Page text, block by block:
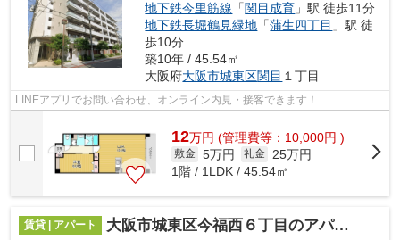
地下鉄今里筋線 「関目成育 」駅 徒歩11分
地下鉄長堀鶴見緑地 「蒲生四丁目 」駅 徒
歩10分
築10年 / 45.54㎡
大阪府大阪市城東区関目 １丁目
LINEアプリでお問い合わせ、オンライン内見・接客できます！
12万円 (管理費等：10,000円 )
敷金 5万円 礼金
25万円
1階 / 1LDK / 45.54㎡
賃貸 | アパート 大阪市城東区今福西６丁目のアパート